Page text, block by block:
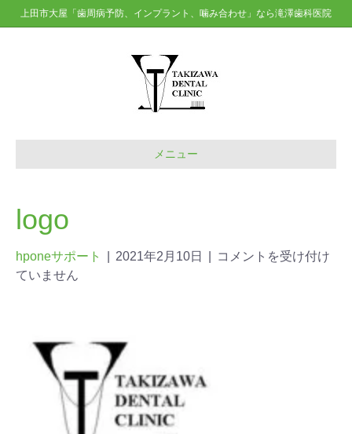
上田市大屋「歯周病予防、インプラント、噛み合わせ」なら滝澤歯科医院
メニュー
logo
hponeサポート 2021年2月10日
コメントを受け付け
ていません